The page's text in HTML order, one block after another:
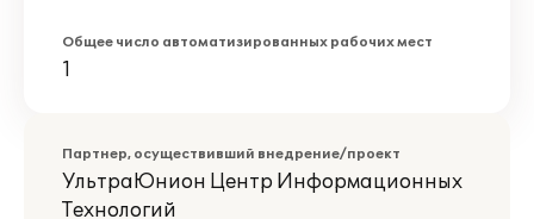
Общее число автоматизированных рабочих мест
1
Партнер, осуществивший внедрение/проект
УльтраЮнион Центр Информационных
Технологий